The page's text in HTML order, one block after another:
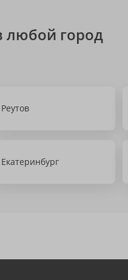
любой город
Реутов
Екатеринбург